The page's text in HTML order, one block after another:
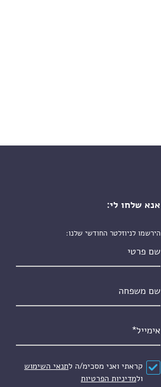
אנא שלחו לי:
הירשמו לניוזלטר החודשי שלנו:
הסכם*
קראתי ואני מסכימ/ה לתנאי השימוש
ולמדיניות הפרטיות